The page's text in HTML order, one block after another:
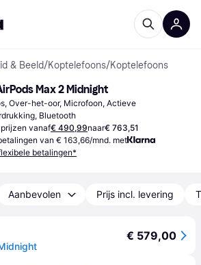
& Beeld/Koptelefoons/Koptelefoons
Max 2 Midnight
Over-het-oor, Microfoon, Actieve
Bluetooth
vanaf€ 490,99naar€ 763,51
van € 163,66/mnd. met
betalingen*
Aanbevolen Prijs incl. levering
€ 579,00